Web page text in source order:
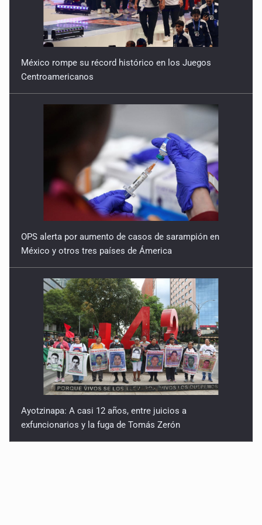
México rompe su récord histórico en los Juegos
Centroamericanos
OPS alerta por aumento de casos de sarampión en
México y otros tres países de Ámerica
Ayotzinapa: A casi 12 años, entre juicios a
exfuncionarios y la fuga de Tomás Zerón